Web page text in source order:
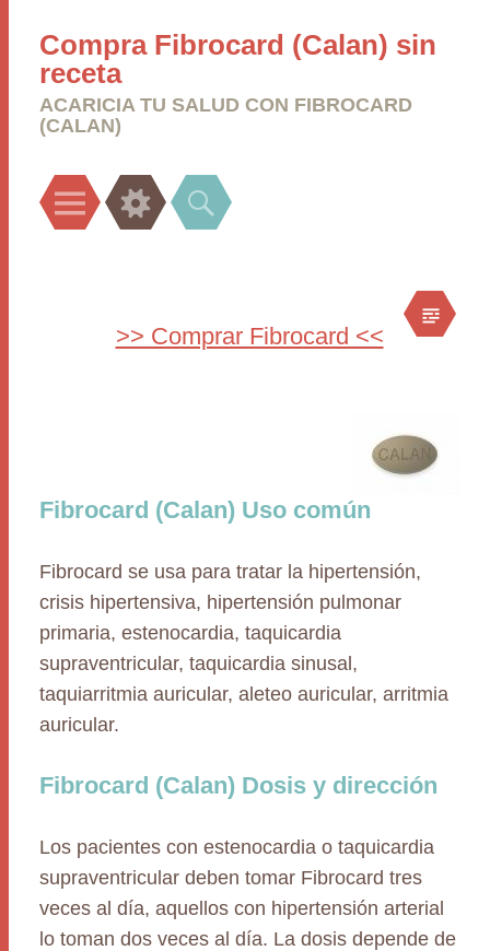
Compra Fibrocard (Calan) sin
receta
ACARICIA TU SALUD CON FIBROCARD
(CALAN)
Menu Widgets Search
>> Comprar Fibrocard <<
Fibrocard (Calan) Uso común
Fibrocard se usa para tratar la hipertensión,
crisis hipertensiva, hipertensión pulmonar
primaria, estenocardia, taquicardia
supraventricular, taquicardia sinusal,
taquiarritmia auricular, aleteo auricular, arritmia
auricular.
Fibrocard (Calan) Dosis y dirección
Los pacientes con estenocardia o taquicardia
supraventricular deben tomar Fibrocard tres
veces al día, aquellos con hipertensión arterial
lo toman dos veces al día. La dosis depende de